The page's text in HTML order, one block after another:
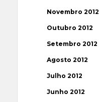
Novembro 2012
Outubro 2012
Setembro 2012
Agosto 2012
Julho 2012
Junho 2012